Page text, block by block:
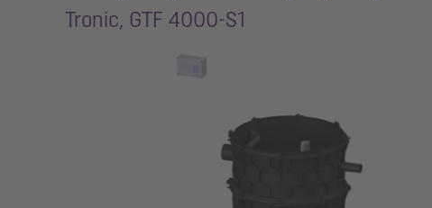
Tronic, GTF 4000-S1